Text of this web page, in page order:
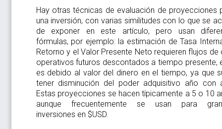
Hay otras técnicas de evaluación de proyecciones
una inversión, con varias similitudes con lo que se
de exponer en este artículo, pero usan
fórmulas, por ejemplo: la estimación de Tasa
Retorno y el Valor Presente Neto requieren flujos de
operativos futuros descontados a tiempo presente,
es debido al valor del dinero en el tiempo, ya que
tener disminución del poder adquisitivo año con
Estas proyecciones se hacen típicamente a 5 o 10
aunque frecuentemente se usan para
inversiones en $USD.